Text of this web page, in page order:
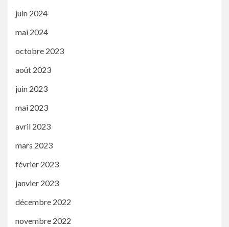
juin 2024
mai 2024
octobre 2023
août 2023
juin 2023
mai 2023
avril 2023
mars 2023
février 2023
janvier 2023
décembre 2022
novembre 2022